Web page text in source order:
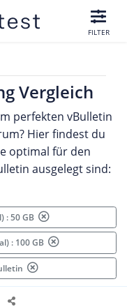
FILTER
Vergleich
perfekten vBulletin
Hier findest du
optimal für den
ausgelegt sind:
: 50 GB
: 100 GB